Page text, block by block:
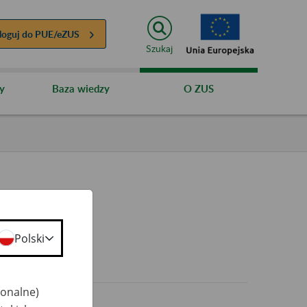
do PUE/eZUS
Szukaj
Baza wiedzy O ZUS
Polski